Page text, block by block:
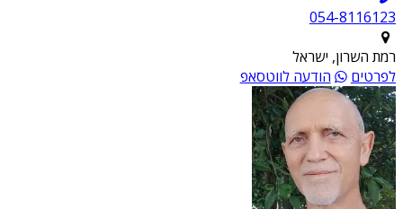
054-8116123
רמת השרון, ישראל
לפרטים
הודעה לווטסאפ